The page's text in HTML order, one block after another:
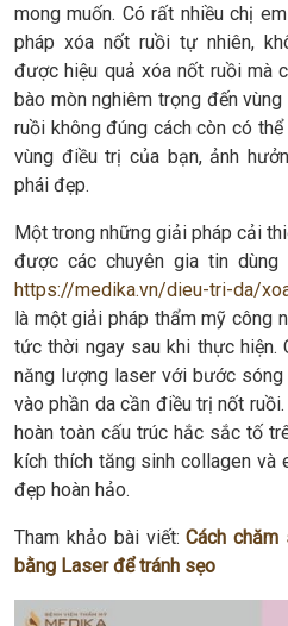
mong muốn. Có rất nhiều chị
pháp xóa nốt ruồi tự nhiên,
được hiệu quả xóa nốt ruồi mà
bào mòn nghiêm trọng đến
ruồi không đúng cách còn có
vùng điều trị của bạn, ảnh
phái đẹp.
Một trong những giải pháp cải
được các chuyên gia tin
https://medika.vn/dieu-tri-da/
là một giải pháp thẩm mỹ công
tức thời ngay sau khi thực
năng lượng laser với bước
vào phần da cần điều trị nốt
hoàn toàn cấu trúc hắc sắc tố
kích thích tăng sinh collagen và
đẹp hoàn hảo.
Tham khảo bài viết:Cách
bằng Laser để tránh sẹo